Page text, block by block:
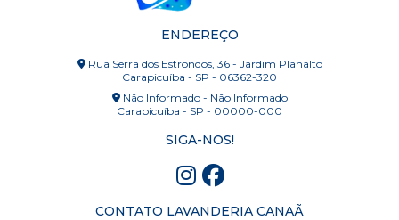
ENDEREÇO
Rua Serra dos Estrondos, 36 - Jardim Planalto
Carapicuíba - SP - 06362-320
Não Informado - Não Informado
Carapicuíba - SP - 00000-000
SIGA-NOS!
CONTATO LAVANDERIA CANAÃ